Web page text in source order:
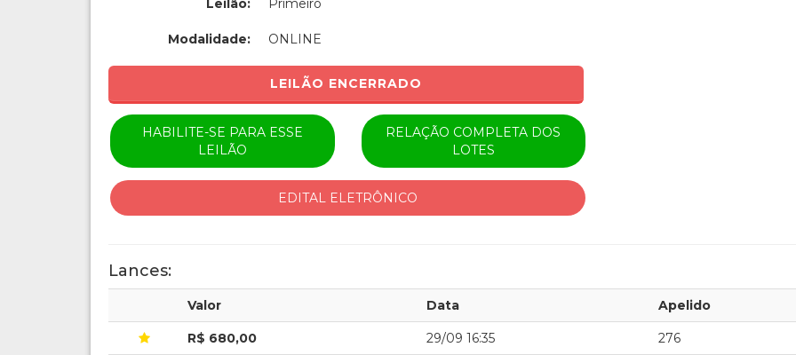
Leilão: Primeiro
Modalidade: ONLINE
LEILÃO ENCERRADO
HABILITE-SE PARA ESSE
LEILÃO
RELAÇÃO COMPLETA DOS
LOTES
EDITAL ELETRÔNICO
Lances:
Valor Data Apelido
R$ 680,00 29/09 16:35 276